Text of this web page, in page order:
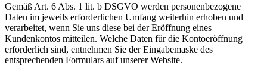
Gemäß Art. 6 Abs. 1 lit. b DSGVO werden personenbezogene
Daten im jeweils erforderlichen Umfang weiterhin erhoben und
verarbeitet, wenn Sie uns diese bei der Eröffnung eines
Kundenkontos mitteilen. Welche Daten für die Kontoeröffnung
erforderlich sind, entnehmen Sie der Eingabemaske des
entsprechenden Formulars auf unserer Website.